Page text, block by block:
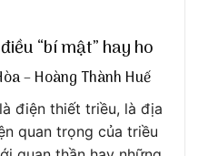
“bí mật” hay ho
– Hoàng Thành Huế
điện thiết triều, là địa
quan trọng của triều